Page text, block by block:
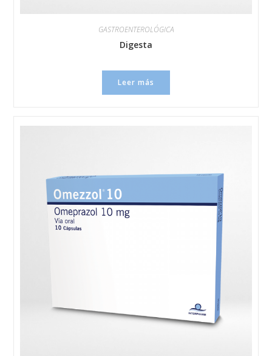
GASTROENTEROLÓGICA
Digesta
Leer más